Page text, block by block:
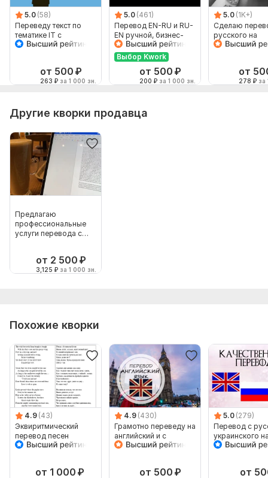
5.0 (58)
Переведу текст по
тематике IT с
английского на
от 500 ₽
263 ₽ за 1 000 зн.
5.0 (461)
Перевод EN-RU и RU-
EN ручной, бизнес-
английский
Выбор Kwork
от 500 ₽
200 ₽ за 1 000 зн.
5.0 (1K+)
Сделаю
русского на
английский и
от
278 ₽ за
Другие кворки продавца
Предлагаю
профессиональные
услуги перевода с
от 2 500 ₽
3,125 ₽ за 1 000 зн.
Похожие кворки
4.9 (43)
Эквиритмический
перевод песен
от 1 000 ₽
4.9 (430)
Грамотно переведу на
английский и с
английского
от 500 ₽
5.0 (279)
Перевод с
украинского
английский и
от